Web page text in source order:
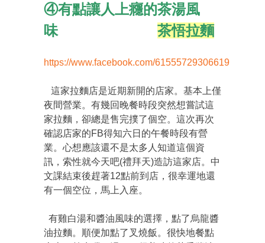
④有點讓人上癮的茶湯風
味 茶悟拉麵
https://www.facebook.com/61555729306619
這家拉麵店是近期新開的店家。基本上僅
夜間營業。有幾回晚餐時段突然想嘗試這
家拉麵，卻總是售完撲了個空。這次再次
確認店家的FB得知六日的午餐時段有營
業。心想應該還不是太多人知道這個資
訊，索性就今天吧(禮拜天)造訪這家店。中
文課結束後趕著12點前到店，很幸運地還
有一個空位，馬上入座。
有雞白湯和醬油風味的選擇，點了烏龍醬
油拉麵。順便加點了叉燒飯。很快地餐點